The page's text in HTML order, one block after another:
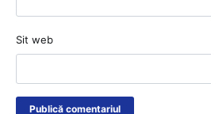
Sit web